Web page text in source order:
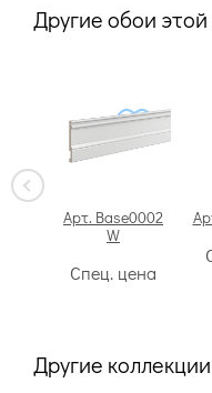
Другие обои
Арт. Base0002
W
Спец. цена
Другие